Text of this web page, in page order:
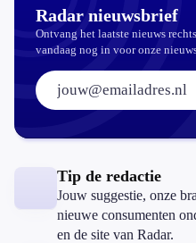
Radar nieuwsbrief
Ontvang het laatste nieuws
vandaag nog in voor onze
E-mailadres:
Tip de redactie
Jouw suggestie, onze
nieuwe consumenten
en de site van Radar.